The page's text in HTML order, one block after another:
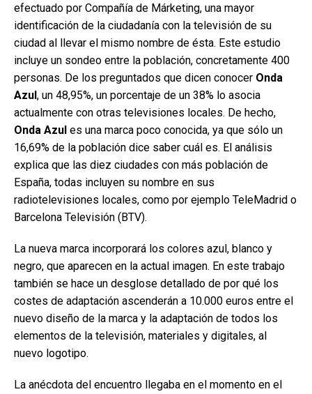
efectuado por Compañía de Márketing, una mayor
identificación de la ciudadanía con la televisión de su
ciudad al llevar el mismo nombre de ésta. Este estudio
incluye un sondeo entre la población, concretamente 400
personas. De los preguntados que dicen conocer Onda
Azul, un 48,95%, un porcentaje de un 38% lo asocia
actualmente con otras televisiones locales. De hecho,
Onda Azul es una marca poco conocida, ya que sólo un
16,69% de la población dice saber cuál es. El análisis
explica que las diez ciudades con más población de
España, todas incluyen su nombre en sus
radiotelevisiones locales, como por ejemplo TeleMadrid o
Barcelona Televisión (BTV).
La nueva marca incorporará los colores azul, blanco y
negro, que aparecen en la actual imagen. En este trabajo
también se hace un desglose detallado de por qué los
costes de adaptación ascenderán a 10.000 euros entre el
nuevo diseño de la marca y la adaptación de todos los
elementos de la televisión, materiales y digitales, al
nuevo logotipo.
La anécdota del encuentro llegaba en el momento en el